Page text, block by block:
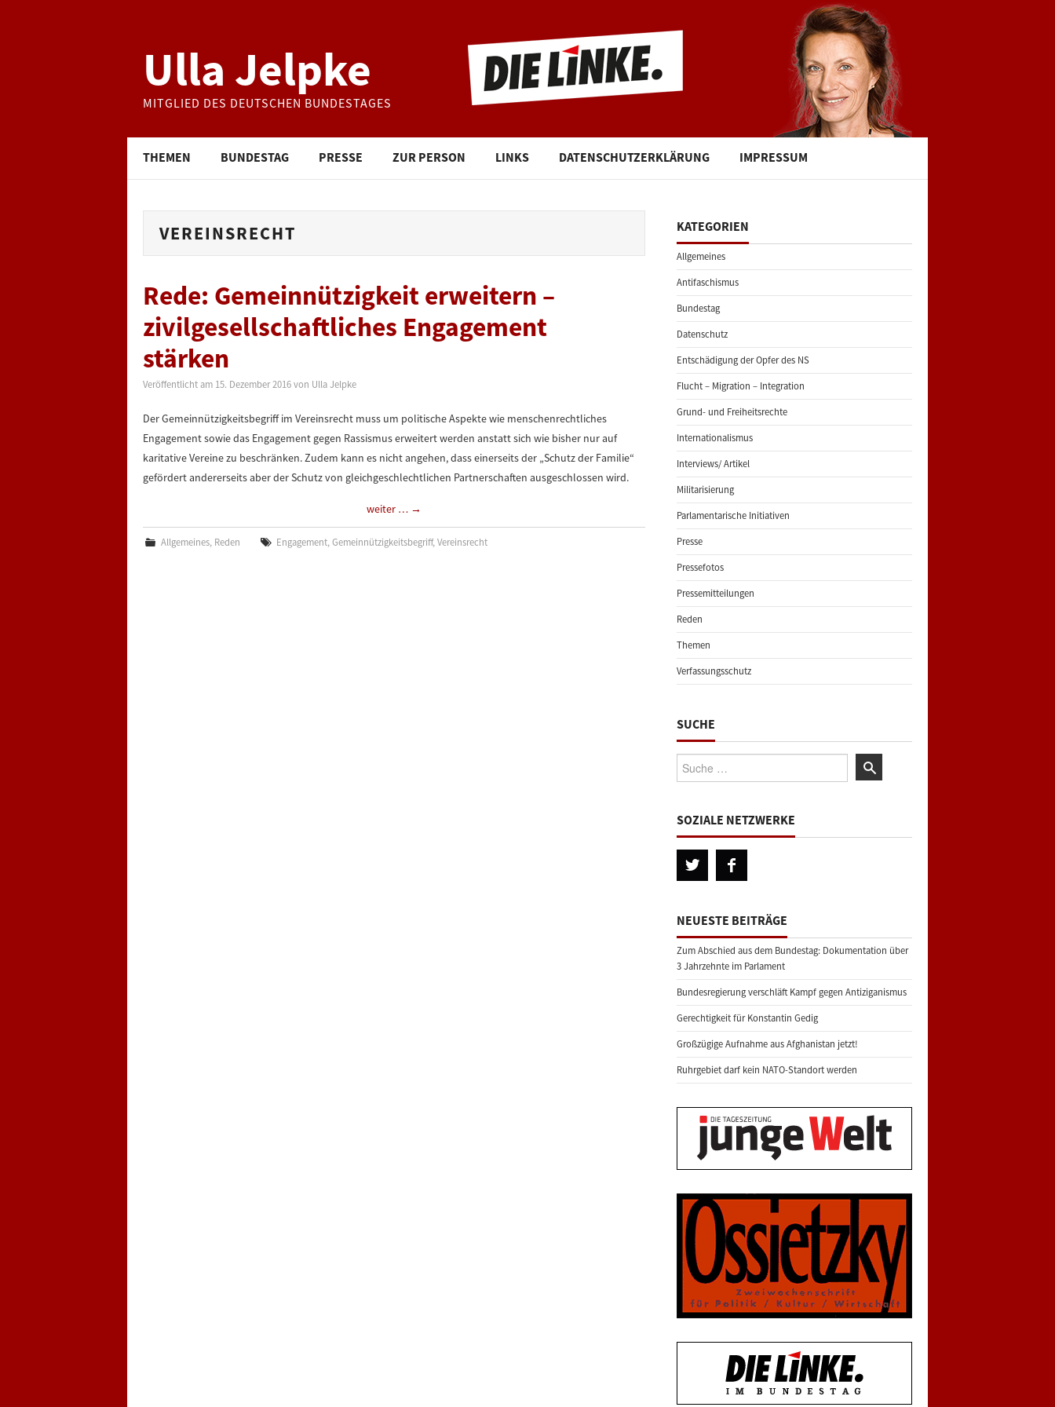
Ulla Jelpke
MITGLIED DES DEUTSCHEN BUNDESTAGES
THEMEN BUNDESTAG PRESSE ZUR PERSON LINKS DATENSCHUTZERKLÄRUNG IMPRESSUM
VEREINSRECHT
Rede: Gemeinnützigkeit erweitern –
zivilgesellschaftliches Engagement
stärken
Veröffentlicht am 15. Dezember 2016 von Ulla Jelpke
Der Gemeinnützigkeitsbegriff im Vereinsrecht muss um politische Aspekte wie menschenrechtliches
Engagement sowie das Engagement gegen Rassismus erweitert werden anstatt sich wie bisher nur auf
karitative Vereine zu beschränken. Zudem kann es nicht angehen, dass einerseits der „Schutz der Familie“
gefördert andererseits aber der Schutz von gleichgeschlechtlichen Partnerschaften ausgeschlossen wird.
weiter … →
Allgemeines, Reden Engagement,Gemeinnützigkeitsbegriff,Vereinsrecht
KATEGORIEN
Allgemeines
Antifaschismus
Bundestag
Datenschutz
Entschädigung der Opfer des NS
Flucht – Migration – Integration
Grund- und Freiheitsrechte
Internationalismus
Interviews/ Artikel
Militarisierung
Parlamentarische Initiativen
Presse
Pressefotos
Pressemitteilungen
Reden
Themen
Verfassungsschutz
SUCHE
Suche:
SOZIALE NETZWERKE
NEUESTE BEITRÄGE
Zum Abschied aus dem Bundestag: Dokumentation über
3 Jahrzehnte im Parlament
Bundesregierung verschläft Kampf gegen Antiziganismus
Gerechtigkeit für Konstantin Gedig
Großzügige Aufnahme aus Afghanistan jetzt!
Ruhrgebiet darf kein NATO-Standort werden